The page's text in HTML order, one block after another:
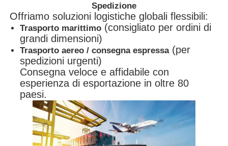
Spedizione
Offriamo soluzioni logistiche globali flessibili:
Trasporto marittimo (consigliato per ordini di
grandi dimensioni)
Trasporto aereo / consegna espressa(per
spedizioni urgenti)
Consegna veloce e affidabile con
esperienza di esportazione in oltre 80
paesi.